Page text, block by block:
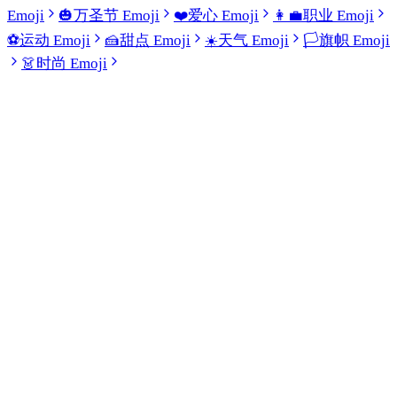
Emoji
🎃万圣节 Emoji ❤️爱心 Emoji 👩‍💼职业 Emoji
⚽运动 Emoji 🍰甜点 Emoji ☀️天气 Emoji 🏳️旗帜 Emoji
👗时尚 Emoji